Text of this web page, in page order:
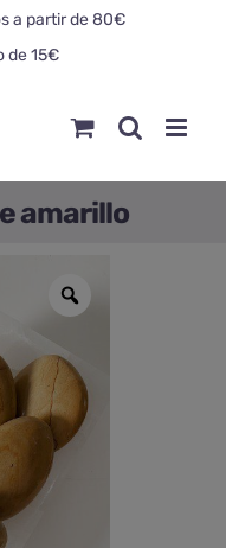
a partir de 80€
de 15€
amarillo